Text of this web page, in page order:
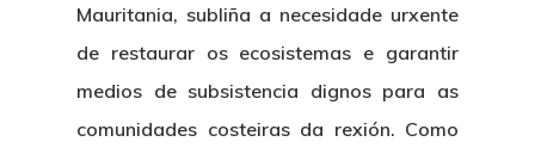
Mauritania, subliña a necesidade urxente
de restaurar os ecosistemas e garantir
medios de subsistencia dignos para as
comunidades costeiras da rexión. Como